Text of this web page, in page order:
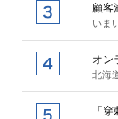
顧客
いま
オン
北海
「